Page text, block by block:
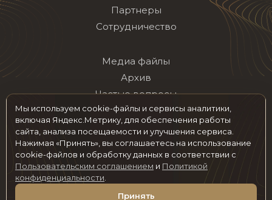
Партнеры
Сотрудничество
Медиа файлы
Архив
Частые вопросы
Контакты
Мы в социальных сетях
© 2026 hotelawards.ru Все права защищены
Мы используем cookie-файлы и сервисы аналитики,
включая Яндекс.Метрику, для обеспечения работы
сайта, анализа посещаемости и улучшения сервиса.
Нажимая «Принять», вы соглашаетесь на использование
cookie-файлов и обработку данных в соответствии с
Пользовательским соглашением и Политикой
конфиденциальности
Принять